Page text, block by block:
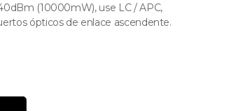
(10000mW), use LC / APC,
ópticos de enlace ascendente.